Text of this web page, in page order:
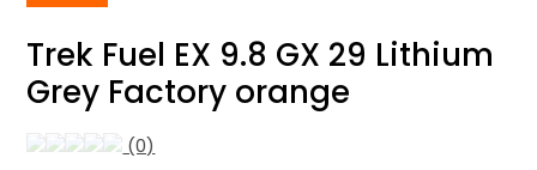
Trek Fuel EX 9.8 GX 29 Lithium
Grey Factory orange
(0)